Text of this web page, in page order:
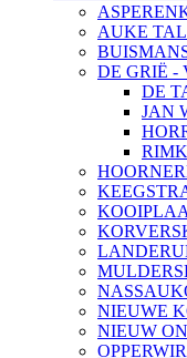
AUKE
DE GRIË -
DE
JAN
NIEUWE
NIEUW